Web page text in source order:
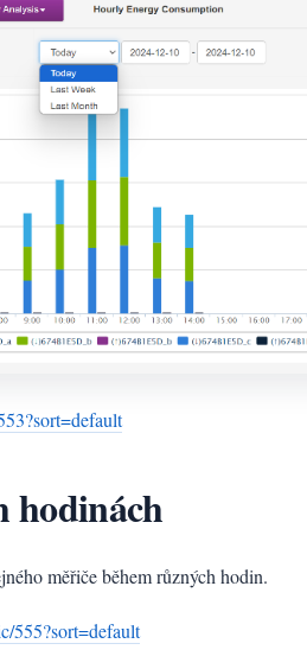
hodinách
měřiče během různých hodin.
555?sort=default